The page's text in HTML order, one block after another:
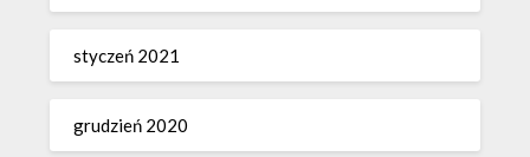
styczeń 2021
grudzień 2020